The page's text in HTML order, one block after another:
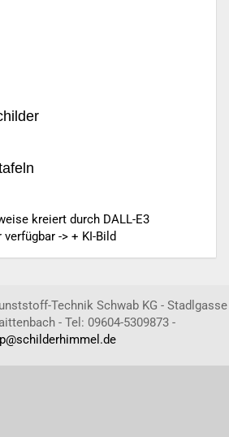
kreiert durch DALL-E3
verfügbar -> + KI-Bild
Technik Schwab KG - Stadlgasse
- Tel: 09604-5309873 -